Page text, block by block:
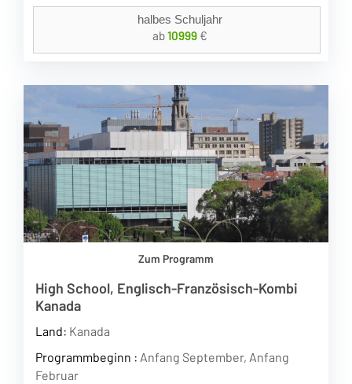
halbes Schuljahr
ab10999€
Zum Programm
High School, Englisch-Französisch-Kombi
Kanada
Land: Kanada
Programmbeginn : Anfang September, Anfang
Februar